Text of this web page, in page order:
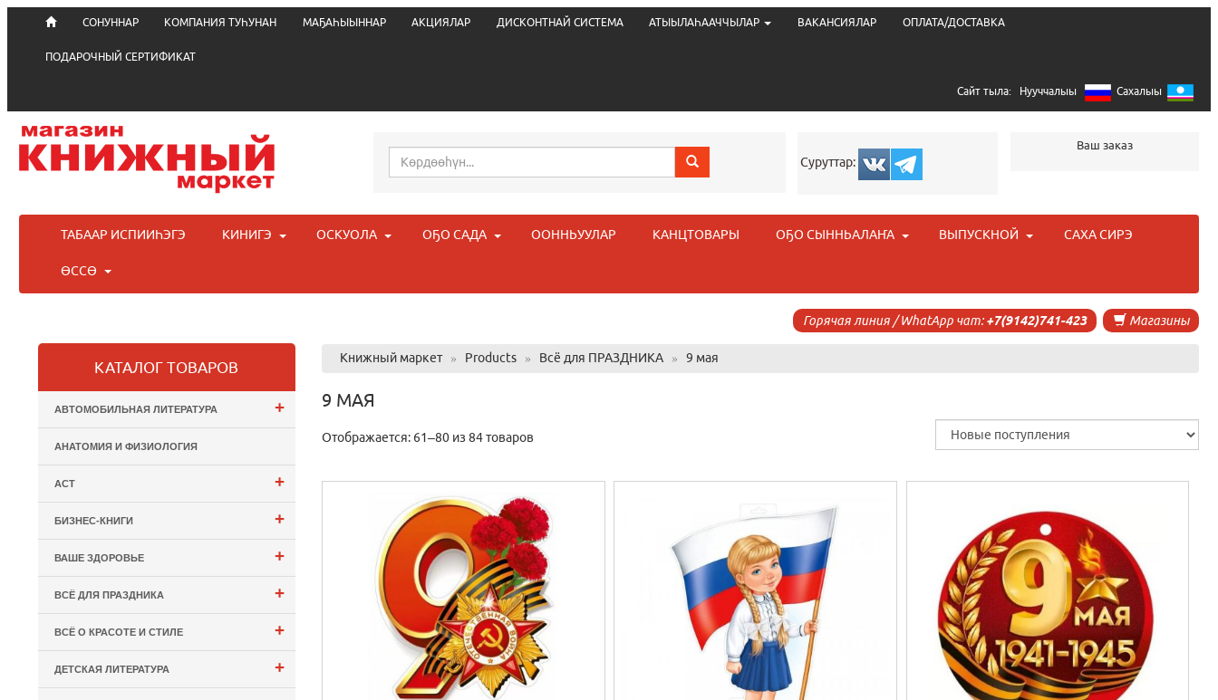
СОНУННАР КОМПАНИЯ ТУҺУНАН МАҔАҺЫЫННАР АКЦИЯЛАР ДИСКОНТНАЙ СИСТЕМА АТЫЫЛАҺААЧЧЫЛАР ВАКАНСИЯЛАР ОПЛАТА/ДОСТАВКА
ПОДАРОЧНЫЙ СЕРТИФИКАТ
Сайт тыла: Нууччалыы Сахалыы
Суруттар:
Ваш заказ
ТАБААР ИСПИИҺЭГЭ КИНИГЭ ОСКУОЛА ОҔО САДА ООННЬУУЛАР КАНЦТОВАРЫ ОҔО СЫННЬАЛАҤА ВЫПУСКНОЙ САХА СИРЭ
ӨССӨ
Магазины
Горячая линия / WhatApp чат:+7(9142)741-423
Книжный маркет » Products » Всё для ПРАЗДНИКА » 9 мая
9 МАЯ
Отображается: 61–80 из 84 товаров
КАТАЛОГ ТОВАРОВ
+
АВТОМОБИЛЬНАЯ ЛИТЕРАТУРА
АНАТОМИЯ И ФИЗИОЛОГИЯ
+
АСТ
+
БИЗНЕС-КНИГИ
+
ВАШЕ ЗДОРОВЬЕ
+
ВСЁ ДЛЯ ПРАЗДНИКА
+
ВСЁ О КРАСОТЕ И СТИЛЕ
+
ДЕТСКАЯ ЛИТЕРАТУРА